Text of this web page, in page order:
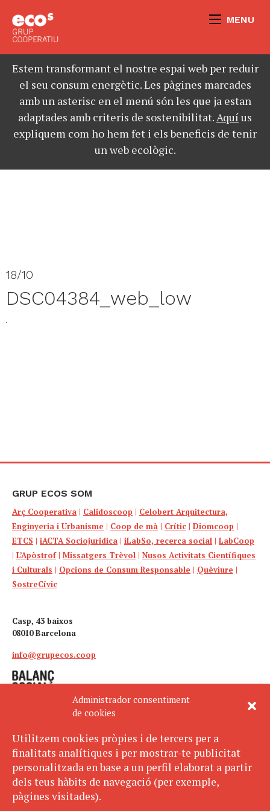
Administrador consentiment
de cookies
Utilitzem cookies pròpies i de tercers per a
finalitats analítiques i per mostrar-te publicitat
personalitzada en base a un perfil elaborat a partir
dels teus hàbits de navegació (per exemple,
pàgines visitades).
MENU
Estem transformant el nostre espai web per reduir
el seu consum energètic. Les pàgines marcades
amb un asterisc en el menú són les que ja estan
adaptades amb criteris de sostenibilitat.Aquíus
expliquem com ho hem fet i els beneficis de tenir
un web ecològic.
18/10
DSC04384_web_low
GRUP ECOS SOM
Arç Cooperativa | Calidoscoop | Celobert Arquitectura,
Enginyeria i Urbanisme | Coop de mà | Crític | Diomcoop |
ETCS | iACTA Sociojuridica | iLabSo, recerca social | LabCoop
| L’Apòstrof| Missatgers Trèvol | Nusos Activitats Científiques
i Culturals | Opcions de Consum Responsable | Quèviure |
SostreCívic
Casp, 43 baixos
08010 Barcelona
info@grupecos.coop
Avís legal
Política de privacitat
Política de cookies
SUBSCRIU-TE
AL BUTLLETÍ